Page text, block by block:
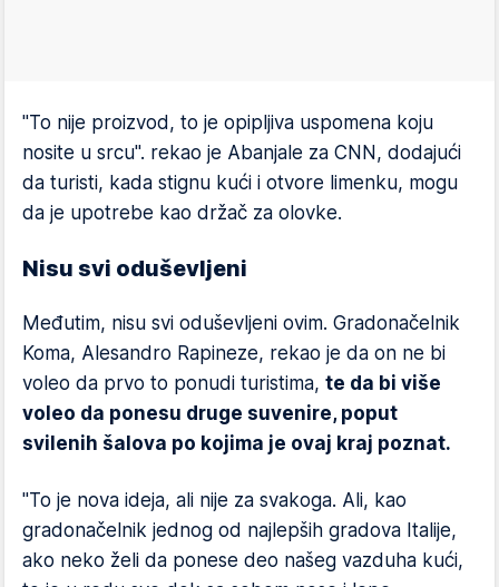
"To nije proizvod, to je opipljiva uspomena koju
nosite u srcu". rekao je Abanjale za CNN, dodajući
da turisti, kada stignu kući i otvore limenku, mogu
da je upotrebe kao držač za olovke.
Nisu svi oduševljeni
Međutim, nisu svi oduševljeni ovim. Gradonačelnik
Koma, Alesandro Rapineze, rekao je da on ne bi
voleo da prvo to ponudi turistima, te da bi više
voleo da ponesu druge suvenire, poput
svilenih šalova po kojima je ovaj kraj poznat.
"To je nova ideja, ali nije za svakoga. Ali, kao
gradonačelnik jednog od najlepših gradova Italije,
ako neko želi da ponese deo našeg vazduha kući,